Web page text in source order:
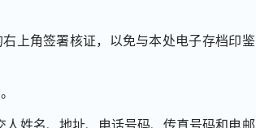
上角签署核证，以免与本处电子存档印鉴